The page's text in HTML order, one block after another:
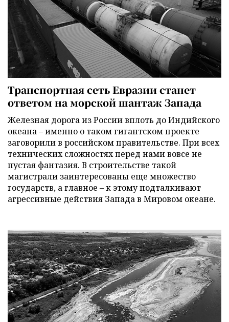
Транспортная сеть Евразии станет
ответом на морской шантаж Запада
Железная дорога из России вплоть до Индийского
океана – именно о таком гигантском проекте
заговорили в российском правительстве. При всех
технических сложностях перед нами вовсе не
пустая фантазия. В строительстве такой
магистрали заинтересованы еще множество
государств, а главное – к этому подталкивают
агрессивные действия Запада в Мировом океане.